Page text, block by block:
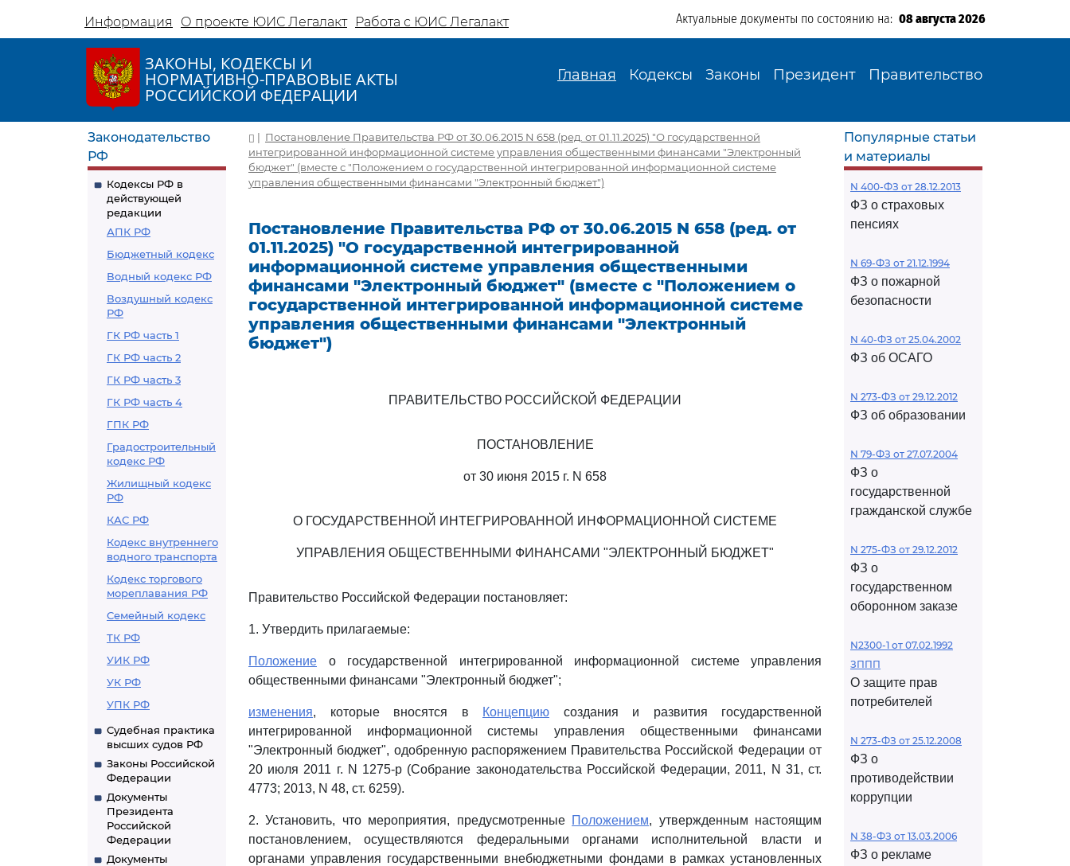
Информация О проекте ЮИС Легалакт Работа с ЮИС Легалакт Актуальные документы по состоянию на: 08 августа 2026
ЗАКОНЫ, КОДЕКСЫ И
НОРМАТИВНО-ПРАВОВЫЕ АКТЫ
РОССИЙСКОЙ ФЕДЕРАЦИИ
Главная Кодексы Законы Президент Правительство
Законодательство
РФ
Кодексы РФ в
действующей
редакции
АПК РФ
Бюджетный кодекс
Водный кодекс РФ
Воздушный кодекс
РФ
ГК РФ часть 1
ГК РФ часть 2
ГК РФ часть 3
ГК РФ часть 4
ГПК РФ
Градостроительный
кодекс РФ
Жилищный кодекс
РФ
КАС РФ
Кодекс внутреннего
водного транспорта
Кодекс торгового
мореплавания РФ
Семейный кодекс
ТК РФ
УИК РФ
УК РФ
УПК РФ
Судебная практика
высших судов РФ
Законы Российской
Федерации
Документы
Президента
Российской
Федерации
Документы
| Постановление Правительства РФ от 30.06.2015 N 658 (ред. от 01.11.2025) "О государственной
интегрированной информационной системе управления общественными финансами "Электронный
бюджет" (вместе с "Положением о государственной интегрированной информационной системе
управления общественными финансами "Электронный бюджет")
Постановление Правительства РФ от 30.06.2015 N 658 (ред. от
01.11.2025) "О государственной интегрированной
информационной системе управления общественными
финансами "Электронный бюджет" (вместе с "Положением о
государственной интегрированной информационной системе
управления общественными финансами "Электронный
бюджет")
ПРАВИТЕЛЬСТВО РОССИЙСКОЙ ФЕДЕРАЦИИ
ПОСТАНОВЛЕНИЕ
от 30 июня 2015 г. N 658
О ГОСУДАРСТВЕННОЙ ИНТЕГРИРОВАННОЙ ИНФОРМАЦИОННОЙ СИСТЕМЕ
УПРАВЛЕНИЯ ОБЩЕСТВЕННЫМИ ФИНАНСАМИ "ЭЛЕКТРОННЫЙ БЮДЖЕТ"
Правительство Российской Федерации постановляет:
1. Утвердить прилагаемые:
Положение о государственной интегрированной информационной системе управления
общественными финансами "Электронный бюджет";
изменения, которые вносятся в Концепцию создания и развития государственной
интегрированной информационной системы управления общественными финансами
"Электронный бюджет", одобренную распоряжением Правительства Российской Федерации от
20 июля 2011 г. N 1275-р (Собрание законодательства Российской Федерации, 2011, N 31, ст.
4773; 2013, N 48, ст. 6259).
2. Установить, что мероприятия, предусмотренные Положением, утвержденным настоящим
постановлением, осуществляются федеральными органами исполнительной власти и
органами управления государственными внебюджетными фондами в рамках установленных
Популярные статьи
и материалы
N 400-ФЗ от 28.12.2013
ФЗ о страховых
пенсиях
N 69-ФЗ от 21.12.1994
ФЗ о пожарной
безопасности
N 40-ФЗ от 25.04.2002
ФЗ об ОСАГО
N 273-ФЗ от 29.12.2012
ФЗ об образовании
N 79-ФЗ от 27.07.2004
ФЗ о
государственной
гражданской службе
N 275-ФЗ от 29.12.2012
ФЗ о
государственном
оборонном заказе
N2300-1 от 07.02.1992
ЗППП
О защите прав
потребителей
N 273-ФЗ от 25.12.2008
ФЗ о
противодействии
коррупции
N 38-ФЗ от 13.03.2006
ФЗ о рекламе